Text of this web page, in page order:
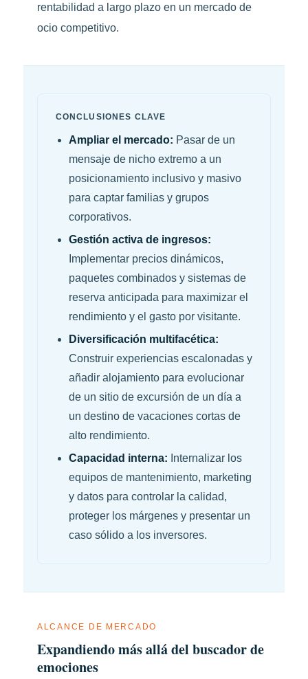
rentabilidad a largo plazo en un mercado de
ocio competitivo.
CONCLUSIONES CLAVE
Ampliar el mercado: Pasar de un
mensaje de nicho extremo a un
posicionamiento inclusivo y masivo
para captar familias y grupos
corporativos.
Gestión activa de ingresos:
Implementar precios dinámicos,
paquetes combinados y sistemas de
reserva anticipada para maximizar el
rendimiento y el gasto por visitante.
Diversificación multifacética:
Construir experiencias escalonadas y
añadir alojamiento para evolucionar
de un sitio de excursión de un día a
un destino de vacaciones cortas de
alto rendimiento.
Capacidad interna: Internalizar los
equipos de mantenimiento, marketing
y datos para controlar la calidad,
proteger los márgenes y presentar un
caso sólido a los inversores.
ALCANCE DE MERCADO
Expandiendo más allá del buscador de
emociones